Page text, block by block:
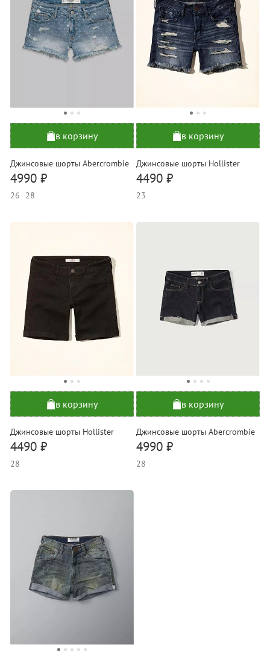
в корзину
Джинсовые шорты Abercrombie
4990 ₽
26 28
в корзину
Джинсовые шорты Hollister
4490 ₽
23
в корзину
Джинсовые шорты Hollister
4490 ₽
28
в корзину
Джинсовые шорты Abercrombie
4990 ₽
28